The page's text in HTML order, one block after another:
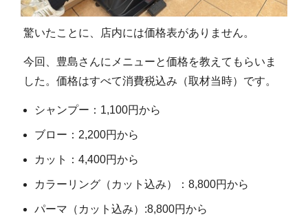
驚いたことに、店内には価格表がありません。
今回、豊島さんにメニューと価格を教えてもらいま
した。価格はすべて消費税込み（取材当時）です。
シャンプー：1,100円から
ブロー：2,200円から
カット：4,400円から
カラーリング（カット込み）：8,800円から
パーマ（カット込み）:8,800円から